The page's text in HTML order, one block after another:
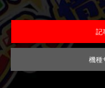
記
機種